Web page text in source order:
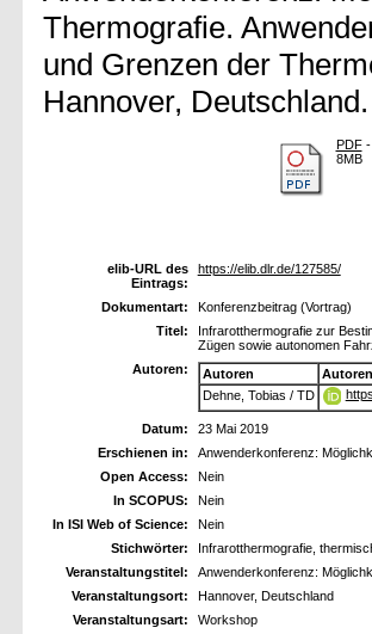
Thermografie.
und Grenzen der
Hannover, Deutschland.
PDF-
8MB
elib-URL des
Eintrags:
https://elib.dlr.de/127585/
Dokumentart:
Konferenzbeitrag (Vortrag)
Titel:
Infrarotthermografie zur
Zügen sowie autonomen
Autoren:
Autoren
Dehne, Tobias / TD
Datum:
23 Mai 2019
Erschienen in:
Anwenderkonferenz:
Open Access:
Nein
In SCOPUS:
Nein
In ISI Web of Science:
Nein
Stichwörter:
Infrarotthermografie,
Veranstaltungstitel:
Anwenderkonferenz:
Veranstaltungsort:
Hannover, Deutschland
Veranstaltungsart:
Workshop